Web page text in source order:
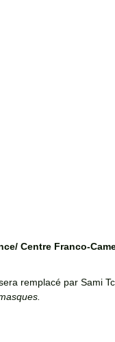
Centre Franco-
remplacé par Sami